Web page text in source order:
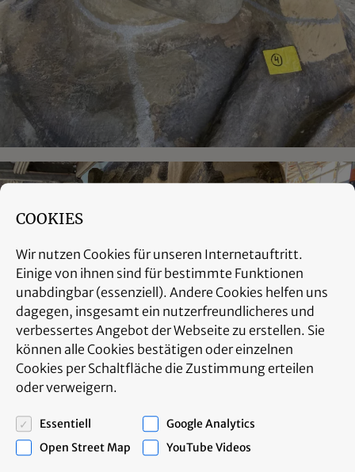
COOKIES
Wir nutzen Cookies für unseren Internetauftritt.
Einige von ihnen sind für bestimmte Funktionen
unabdingbar (essenziell). Andere Cookies helfen uns
dagegen, insgesamt ein nutzerfreundlicheres und
verbessertes Angebot der Webseite zu erstellen. Sie
können alle Cookies bestätigen oder einzelnen
Cookies per Schaltfläche die Zustimmung erteilen
oder verweigern.
Essentiell
Google Analytics
Open Street Map
YouTube Videos